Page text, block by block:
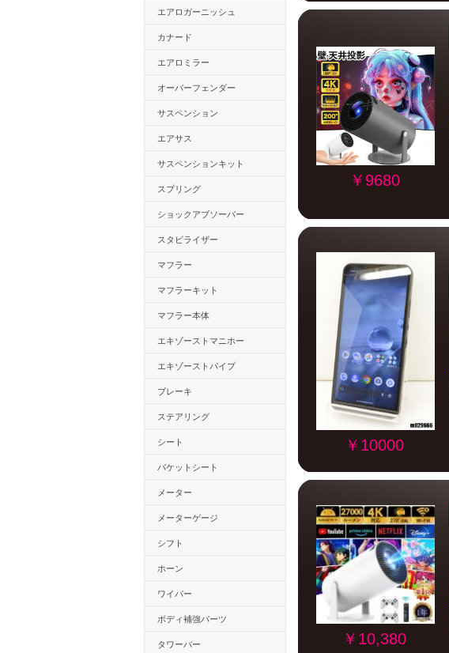
エアロガーニッシュ
カナード
エアロミラー
オーバーフェンダー
サスペンション
エアサス
サスペンションキット
スプリング
ショックアブソーバー
スタビライザー
マフラー
マフラーキット
マフラー本体
エキゾーストマニホー
エキゾーストパイプ
ブレーキ
ステアリング
シート
バケットシート
メーター
メーターゲージ
シフト
ホーン
ワイパー
ボディ補強パーツ
タワーバー
￥9680
￥10000
￥10,380